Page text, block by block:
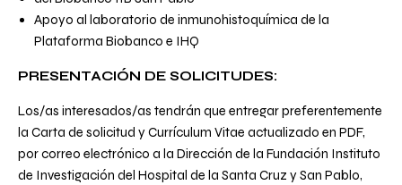
Apoyo al laboratorio de inmunohistoquímica de la
Plataforma Biobanco e IHQ
PRESENTACIÓN DE SOLICITUDES:
Los/as interesados/as tendrán que entregar preferentemente
la Carta de solicitud y Currículum Vitae actualizado en PDF,
por correo electrónico a la Dirección de la Fundación Instituto
de Investigación del Hospital de la Santa Cruz y San Pablo,